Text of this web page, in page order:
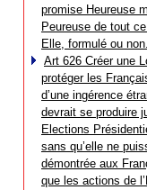
promise Heureuse
Peureuse de tout
Elle, formulé ou non.
Art 626 Créer une
protéger les
d’une ingérence
devrait se produire
Elections
sans qu’elle ne
démontrée aux
que les actions de